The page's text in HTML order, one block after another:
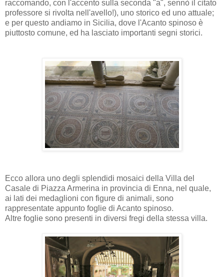
raccomando, con l'accento sulla seconda "a", sennò il citato
professore si rivolta nell'avello!), uno storico ed uno attuale;
e per questo andiamo in Sicilia, dove l'Acanto spinoso è
piuttosto comune, ed ha lasciato importanti segni storici.
Ecco allora uno degli splendidi mosaici della Villa del
Casale di Piazza Armerina in provincia di Enna, nel quale,
ai lati dei medaglioni con figure di animali, sono
rappresentate appunto foglie di Acanto spinoso.
Altre foglie sono presenti in diversi fregi della stessa villa.